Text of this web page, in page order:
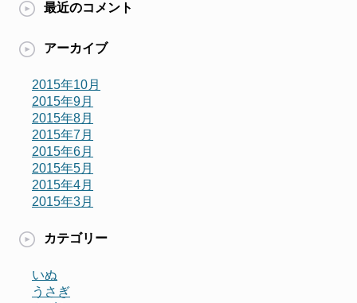
最近のコメント
アーカイブ
2015年10月
2015年9月
2015年8月
2015年7月
2015年6月
2015年5月
2015年4月
2015年3月
カテゴリー
いぬ
うさぎ